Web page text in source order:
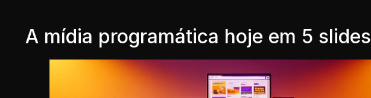
A mídia programática hoje em 5 slides